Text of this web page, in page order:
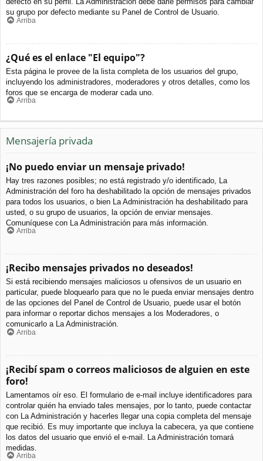
su grupo por defecto mediante su Panel de Control de Usuario.
Arriba
¿Qué es el enlace "El equipo"?
Esta página le provee de la lista completa de los usuarios del grupo,
incluyendo los administradores, moderadores y otros detalles, como los
foros que se encarga de moderar cada uno.
Arriba
Mensajería privada
¡No puedo enviar un mensaje privado!
Hay tres razones posibles; no está registrado y/o identificado, La
Administración del foro ha deshabilitado la opción de mensajes privados
para todos los usuarios, o bien La Administración ha deshabilitado para
usted, o su grupo de usuarios, la opción de enviar mensajes.
Comuníquese con La Administración para más información.
Arriba
¡Recibo mensajes privados no deseados!
Si está recibiendo mensajes maliciosos u ofensivos de un usuario en
particular, puede bloquearlo para que no le pueda enviar mensajes dentro
de las opciones del Panel de Control de Usuario, puede usar el botón
para informar o reportar dichos mensajes a los Moderadores, o
comunicarlo a La Administración.
Arriba
¡Recibí spam o correos maliciosos de alguien en este
foro!
Lamentamos oír eso. El formulario de e-mail incluye identificadores para
controlar quién ha enviado tales mensajes, por lo tanto, puede contactar
con La Administración y hacerles llegar una copia completa del mensaje
que recibió. Es muy importante que incluya la cabecera, ya que contiene
los datos del usuario que envió el e-mail. La Administración tomará
medidas.
Arriba